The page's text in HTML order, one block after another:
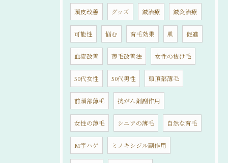
頭皮改善 グッズ 鍼治療 鍼灸治療
可能性 悩む 育毛効果 肌 促進
血流改善 薄毛改善法 女性の抜け毛
50代女性 50代男性 頭頂部薄毛
前頭部薄毛 抗がん剤副作用
女性の薄毛 シニアの薄毛 自然な育毛
M字ハゲ ミノキシジル副作用